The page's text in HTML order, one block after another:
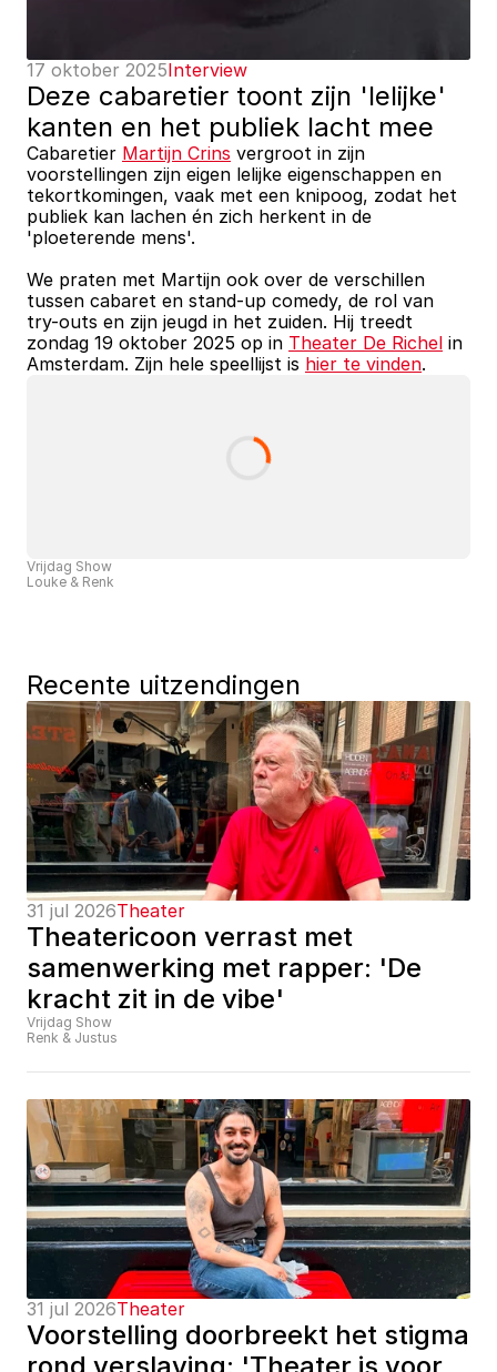
17 oktober 2025Interview
Deze cabaretier toont zijn 'lelijke'
kanten en het publiek lacht mee
Cabaretier Martijn Crins vergroot in zijn
voorstellingen zijn eigen lelijke eigenschappen en
tekortkomingen, vaak met een knipoog, zodat het
publiek kan lachen én zich herkent in de
'ploeterende mens'.
We praten met Martijn ook over de verschillen
tussen cabaret en stand-up comedy, de rol van
try-outs en zijn jeugd in het zuiden. Hij treedt
zondag 19 oktober 2025 op in Theater De Richel in
Amsterdam. Zijn hele speellijst is hier te vinden.
Vrijdag Show
Louke & Renk
Recente uitzendingen
31 jul 2026Theater
Theatericoon verrast met
samenwerking met rapper: 'De
kracht zit in de vibe'
Vrijdag Show
Renk & Justus
31 jul 2026Theater
Voorstelling doorbreekt het stigma